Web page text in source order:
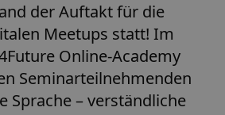
der Auftakt für die
Meetups statt! Im
Online-Academy
Seminarteilnehmenden
Sprache – verständliche